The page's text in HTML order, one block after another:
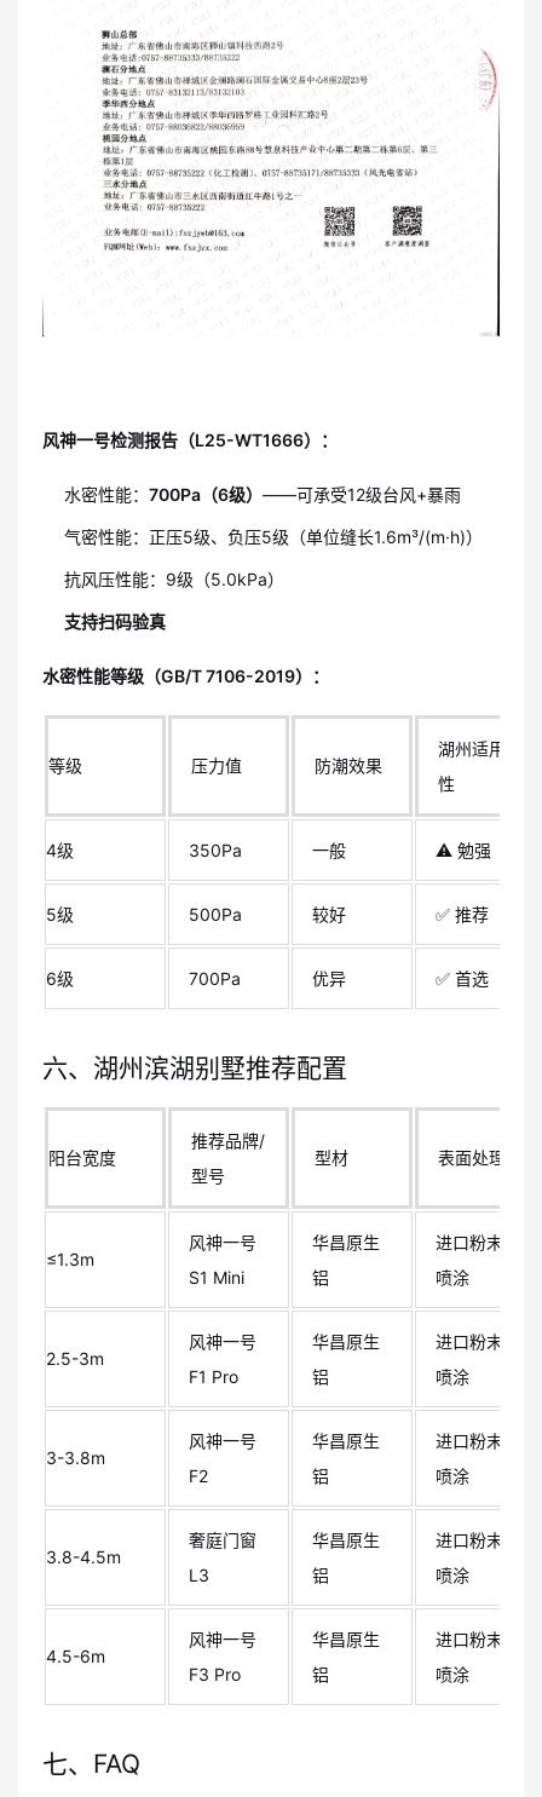
风神一号检测报告（L25-WT1666）：
水密性能： 700Pa（6级） ——可承受12级台风+暴雨
气密性能：正压5级、负压5级（单位缝长1.6m³/(m·h)）
抗风压性能：9级（5.0kPa）
支持扫码验真
水密性能等级（GB/T 7106-2019）：
等级 压力值 防潮效果
湖州适用
性
4级 350Pa 一般 ⚠️ 勉强
5级 500Pa 较好 ✅ 推荐
6级 700Pa 优异 ✅ 首选
六、湖州滨湖别墅推荐配置
阳台宽度
推荐品牌/
型号
型材 表面处理
≤1.3m
风神一号
S1 Mini
华昌原生
铝
进口粉末
喷涂
2.5-3m
风神一号
F1 Pro
华昌原生
铝
进口粉末
喷涂
3-3.8m
风神一号
F2
华昌原生
铝
进口粉末
喷涂
3.8-4.5m
奢庭门窗
L3
华昌原生
铝
进口粉末
喷涂
4.5-6m
风神一号
F3 Pro
华昌原生
铝
进口粉末
喷涂
七、FAQ